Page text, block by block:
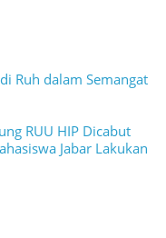
RUU HIP Dicabut
Jabar Lakukan